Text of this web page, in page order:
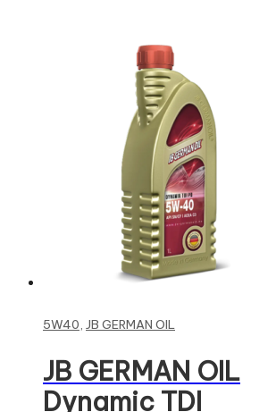
5W40, JB GERMAN OIL
JB GERMAN OIL
Dynamic TDI